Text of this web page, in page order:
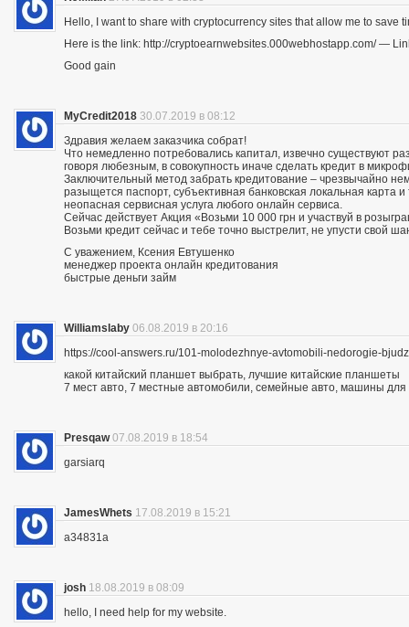
Hello, I want to share with cryptocurrency sites that allow me to save
Here is the link: http://cryptoearnwebsites.000webhostapp.com/ —
Good gain
MyCredit2018 30.07.2019 в 08:12
Здравия желаем заказчика собрат!
Что немедленно потребовались капитал, извечно существуют
говоря любезным, в совокупность иначе сделать кредит в
Заключительный метод забрать кредитование – чрезвычайно
разыщется паспорт, субъективная банковская локальная
неопасная сервисная услуга любого онлайн сервиса.
Сейчас действует Акция «Возьми 10 000 грн и участвуй в
Возьми кредит сейчас и тебе точно выстрелит, не упусти свой
С уважением, Ксения Евтушенко
менеджер проекта онлайн кредитования
быстрые деньги займ
Williamslaby 06.08.2019 в 20:16
https://cool-answers.ru/101-molodezhnye-avtomobili-nedorogie-
какой китайский планшет выбрать, лучшие китайские планшеты
7 мест авто, 7 местные автомобили, семейные авто, машины для
Presqaw 07.08.2019 в 18:54
garsiarq
JamesWhets 17.08.2019 в 15:21
a34831a
josh 18.08.2019 в 08:09
hello, I need help for my website.